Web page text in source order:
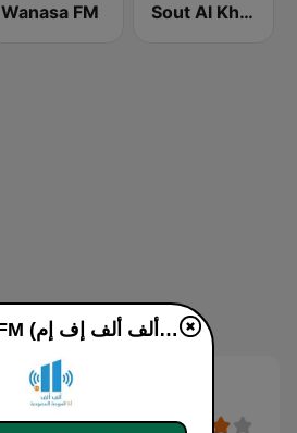
Wanasa FM Sout Al Khaleej FM صوت الخليج
Alif Alif FM (ألف ألف إف إم) live